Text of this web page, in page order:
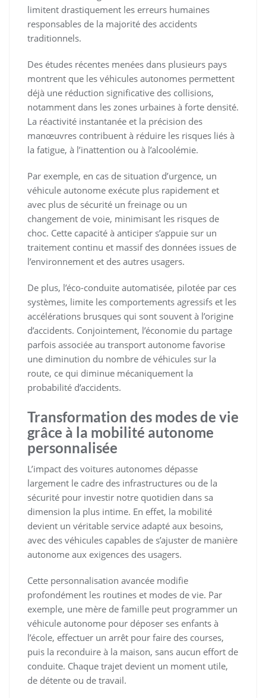
limitent drastiquement les erreurs humaines
responsables de la majorité des accidents
traditionnels.
Des études récentes menées dans plusieurs pays
montrent que les véhicules autonomes permettent
déjà une réduction significative des collisions,
notamment dans les zones urbaines à forte densité.
La réactivité instantanée et la précision des
manœuvres contribuent à réduire les risques liés à
la fatigue, à l’inattention ou à l’alcoolémie.
Par exemple, en cas de situation d’urgence, un
véhicule autonome exécute plus rapidement et
avec plus de sécurité un freinage ou un
changement de voie, minimisant les risques de
choc. Cette capacité à anticiper s’appuie sur un
traitement continu et massif des données issues de
l’environnement et des autres usagers.
De plus, l’éco-conduite automatisée, pilotée par ces
systèmes, limite les comportements agressifs et les
accélérations brusques qui sont souvent à l’origine
d’accidents. Conjointement, l’économie du partage
parfois associée au transport autonome favorise
une diminution du nombre de véhicules sur la
route, ce qui diminue mécaniquement la
probabilité d’accidents.
Transformation des modes de vie
grâce à la mobilité autonome
personnalisée
L’impact des voitures autonomes dépasse
largement le cadre des infrastructures ou de la
sécurité pour investir notre quotidien dans sa
dimension la plus intime. En effet, la mobilité
devient un véritable service adapté aux besoins,
avec des véhicules capables de s’ajuster de manière
autonome aux exigences des usagers.
Cette personnalisation avancée modifie
profondément les routines et modes de vie. Par
exemple, une mère de famille peut programmer un
véhicule autonome pour déposer ses enfants à
l’école, effectuer un arrêt pour faire des courses,
puis la reconduire à la maison, sans aucun effort de
conduite. Chaque trajet devient un moment utile,
de détente ou de travail.